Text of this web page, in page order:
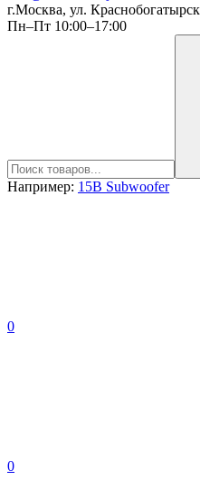
г.Москва, ул.
Пн–Пт 10:00–17:00
Например: 15B Subwoofer
0
0